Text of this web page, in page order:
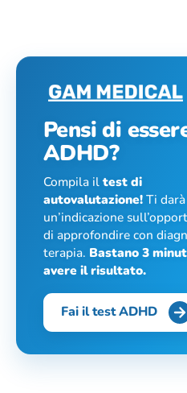
Pensi di
ADHD?
Compila iltest di
autovalutazione!Ti darà
un’indicazione
di approfondire con
terapia. Bastano 3
avere il risultato.
Fai il test ADHD